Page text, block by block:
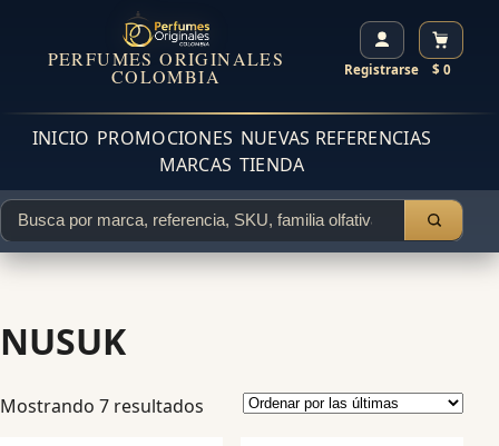
PERFUMES ORIGINALES
COLOMBIA Registrarse $ 0
INICIO PROMOCIONES NUEVAS REFERENCIAS
MARCAS TIENDA
NUSUK
Mostrando 7 resultados